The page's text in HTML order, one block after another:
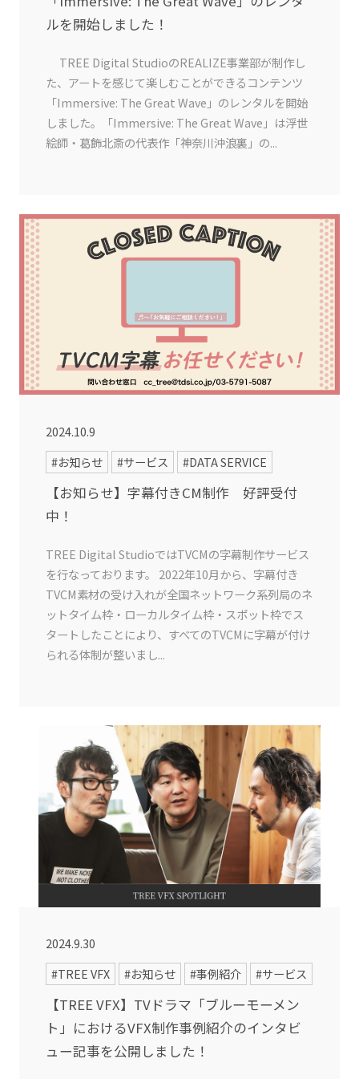
ルを開始しました！
TREE Digital StudioのREALIZE事業部が制作し
た、アートを感じて楽しむことができるコンテンツ
「Immersive: The Great Wave」のレンタルを開始
しました。「Immersive: The Great Wave」は浮世
絵師・葛飾北斎の代表作「神奈川沖浪裏」の...
2024.10.9
#お知らせ
#サービス #DATA SERVICE
【お知らせ】字幕付きCM制作 好評受付
中！
TREE Digital StudioではTVCMの字幕制作サービス
を行なっております。 2022年10月から、字幕付き
TVCM素材の受け入れが全国ネットワーク系列局のネ
ットタイム枠・ローカルタイム枠・スポット枠でス
タートしたことにより、すべてのTVCMに字幕が付け
られる体制が整いまし...
2024.9.30
#TREE VFX
#お知らせ #事例紹介 #サービス
【TREE VFX】TVドラマ「ブルーモーメン
ト」におけるVFX制作事例紹介のインタビ
ュー記事を公開しました！